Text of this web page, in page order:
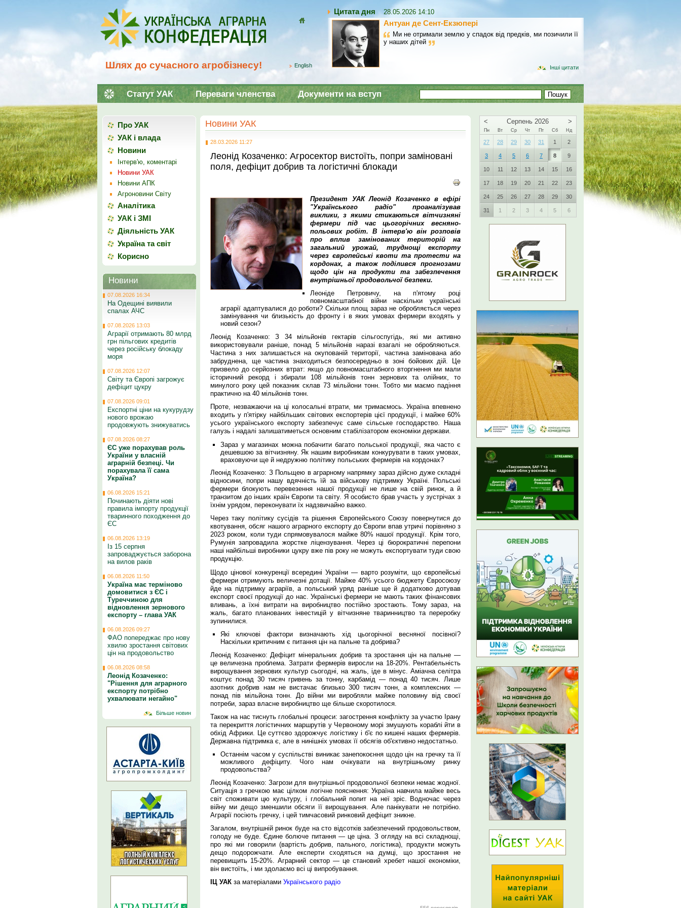
Шлях до сучасного агробізнесу! English
Цитата дня 28.05.2026 14:10
Антуан де Сент-Екзюпері
Ми не отримали землю у спадок від предків, ми позичили її
у наших дітей
Інші цитати
Статут УАК Переваги членства Документи на вступ
Новини УАК
28.03.2026 11:27
Леонід Козаченко: Агросектор вистоїть, попри заміновані
поля, дефіцит добрив та логістичні блокади
Президент УАК Леонід Козаченко в ефірі
"Українського радіо" проаналізував
виклики, з якими стикаються вітчизняні
фермери під час цьогорічних весняно-
польових робіт. В інтерв'ю він розповів
про вплив замінованих територій на
загальний урожай, труднощі експорту
через європейські квоти та протести на
кордонах, а також поділився прогнозами
щодо цін на продукти та забезпечення
внутрішньої продовольчої безпеки.
Леоніде Петровичу, на п'ятому році
повномасштабної війни наскільки українські
аграрії адаптувалися до роботи? Скільки площ зараз не обробляється через
замінування чи близькість до фронту і в яких умовах фермери входять у
новий сезон?
Леонід Козаченко: З 34 мільйонів гектарів сільгоспугідь, які ми активно
використовували раніше, понад 5 мільйонів наразі взагалі не обробляються.
Частина з них залишається на окупованій території, частина замінована або
забруднена, ще частина знаходиться безпосередньо в зоні бойових дій. Це
призвело до серйозних втрат: якщо до повномасштабного вторгнення ми мали
історичний рекорд і збирали 108 мільйонів тонн зернових та олійних, то
минулого року цей показник склав 73 мільйони тонн. Тобто ми маємо падіння
практично на 40 мільйонів тонн.
Проте, незважаючи на ці колосальні втрати, ми тримаємось. Україна впевнено
входить у п'ятірку найбільших світових експортерів цієї продукції, і майже 60%
усього українського експорту забезпечує саме сільське господарство. Наша
галузь і надалі залишатиметься основним стабілізатором економіки держави.
Зараз у магазинах можна побачити багато польської продукції, яка часто є
дешевшою за вітчизняну. Як нашим виробникам конкурувати в таких умовах,
враховуючи ще й недружню політику польських фермерів на кордонах?
Леонід Козаченко: З Польщею в аграрному напрямку зараз дійсно дуже складні
відносини, попри нашу вдячність їй за військову підтримку Україні. Польські
фермери блокують перевезення нашої продукції не лише на свій ринок, а й
транзитом до інших країн Європи та світу. Я особисто брав участь у зустрічах з
їхнім урядом, переконувати їх надзвичайно важко.
Через таку політику сусідів та рішення Європейського Союзу повернутися до
квотування, обсяг нашого аграрного експорту до Європи впав утричі порівняно з
2023 роком, коли туди спрямовувалося майже 80% нашої продукції. Крім того,
Румунія запровадила жорстке ліцензування. Через ці бюрократичні перепони
наші найбільші виробники цукру вже пів року не можуть експортувати туди свою
продукцію.
Щодо цінової конкуренції всередині України — варто розуміти, що європейські
фермери отримують величезні дотації. Майже 40% усього бюджету Євросоюзу
йде на підтримку аграріїв, а польський уряд раніше ще й додатково дотував
експорт своєї продукції до нас. Українські фермери не мають таких фінансових
вливань, а їхні витрати на виробництво постійно зростають. Тому зараз, на
жаль, багато планованих інвестицій у вітчизняне тваринництво та переробку
зупинилися.
Які ключові фактори визначають хід цьогорічної весняної посівної?
Наскільки критичним є питання цін на пальне та добрива?
Леонід Козаченко: Дефіцит мінеральних добрив та зростання цін на пальне —
це величезна проблема. Затрати фермерів виросли на 18-20%. Рентабельність
вирощування зернових культур сьогодні, на жаль, іде в мінус. Аміачна селітра
коштує понад 30 тисяч гривень за тонну, карбамід — понад 40 тисяч. Лише
азотних добрив нам не вистачає близько 300 тисяч тонн, а комплексних —
понад пів мільйона тонн. До війни ми виробляли майже половину від своєї
потреби, зараз власне виробництво ще більше скоротилося.
Також на нас тиснуть глобальні процеси: загострення конфлікту за участю Ірану
та перекриття логістичних маршрутів у Червоному морі змушують кораблі йти в
обхід Африки. Це суттєво здорожчує логістику і б'є по кишені наших фермерів.
Державна підтримка є, але в нинішніх умовах її обсягів об'єктивно недостатньо.
Останнім часом у суспільстві виникає занепокоєння щодо цін на гречку та її
можливого дефіциту. Чого нам очікувати на внутрішньому ринку
продовольства?
Леонід Козаченко: Загрози для внутрішньої продовольчої безпеки немає жодної.
Ситуація з гречкою має цілком логічне пояснення: Україна навчила майже весь
світ споживати цю культуру, і глобальний попит на неї зріс. Водночас через
війну ми дещо зменшили обсяги її вирощування. Але панікувати не потрібно.
Аграрії посіють гречку, і цей тимчасовий ринковий дефіцит зникне.
Загалом, внутрішній ринок буде на сто відсотків забезпечений продовольством,
голоду не буде. Єдине болюче питання — це ціна. З огляду на всі складнощі,
про які ми говорили (вартість добрив, пального, логістика), продукти можуть
дещо подорожчати. Але експерти сходяться на думці, що зростання не
перевищить 15-20%. Аграрний сектор — це становий хребет нашої економіки,
він вистоїть, і ми здолаємо всі ці випробування.
ІЦ УАК за матеріалами Українського радіо
Про УАК
УАК і влада
Новини
Інтерв'ю, коментарі
Новини УАК
Новини АПК
Агроновини Світу
Аналітика
УАК і ЗМІ
Діяльність УАК
Україна та світ
Корисно
Новини
07.08.2026 16:34
На Одещині виявили
спалах АЧС
07.08.2026 13:03
Аграрії отримають 80 млрд
грн пільгових кредитів
через російську блокаду
моря
07.08.2026 12:07
Світу та Європі загрожує
дефіцит цукру
07.08.2026 09:01
Експортні ціни на кукурудзу
нового врожаю
продовжують знижуватись
07.08.2026 08:27
ЄС уже порахував роль
України у власній
аграрній безпеці. Чи
порахувала її сама
Україна?
06.08.2026 15:21
Починають діяти нові
правила імпорту продукції
тваринного походження до
ЄС
06.08.2026 13:19
Із 15 серпня
запроваджується заборона
на вилов раків
06.08.2026 11:50
Україна має терміново
домовитися з ЄС і
Туреччиною для
відновлення зернового
експорту – глава УАК
06.08.2026 09:27
ФАО попереджає про нову
хвилю зростання світових
цін на продовольство
06.08.2026 08:58
Леонід Козаченко:
"Рішення для аграрного
експорту потрібно
ухвалювати негайно"
Більше новин
< Серпень 2026 >
Пн Вт Ср Чт Пт Сб Нд
27 28 29 30 31 1 2
3 4 5 6 7 8 9
10 11 12 13 14 15 16
17 18 19 20 21 22 23
24 25 26 27 28 29 30
31 1 2 3 4 5 6